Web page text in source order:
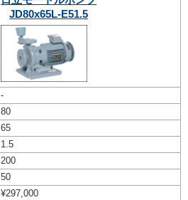
JD80x65L-E51.5
-
80
65
1.5
200
50
¥297,000